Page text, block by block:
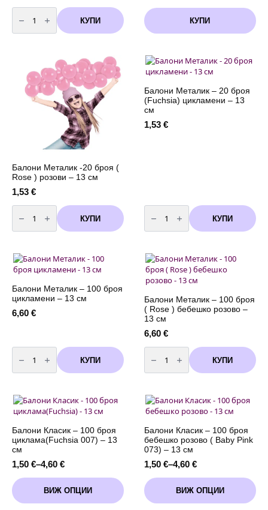
количество
за
Балони
Пес
Patrol
&SKYE/
КУПИ КУПИ
Балони Металик -20 броя (
Rose ) розови – 13 см
1,53 €
количество
за
Балони
Металик
(
Rose
)
-
13
см
КУПИ
Балони Металик – 20 броя
(Fuchsia) цикламени – 13
см
1,53 €
количество
за
Балони
Металик
броя
(Fuchsia)
цикламени
13
см
КУПИ
Балони Металик – 100 броя
цикламени – 13 см
6,60 €
количество
за
Балони
Металик
броя
цикламени
см
КУПИ
Балони Металик – 100 броя
( Rose ) бeбешко розово –
13 см
6,60 €
количество
за
Балони
Металик
броя
(
Rose
бeбешко
розово
-
13
см
КУПИ
Балони Класик – 100 броя
циклама(Fuchsia 007) – 13
см
1,50 €–4,60 €
Price
range:
1,50 €
through
ВИЖ ОПЦИИ
This
product
has
Балони Класик – 100 броя
бeбешко розово ( Baby Pink
073) – 13 см
1,50 €–4,60 €
Price
range:
1,50 €
through
ВИЖ ОПЦИИ
This
product
has